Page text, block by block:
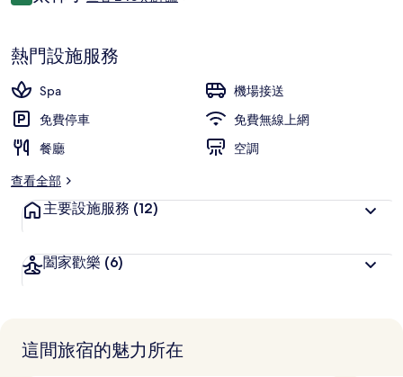
論
熱門設施服務
Spa
機場接送
免費停車
免費無線上網
餐廳
空調
查看全部
主要設施服務 (12)
闔家歡樂 (6)
這間旅宿的魅力所在